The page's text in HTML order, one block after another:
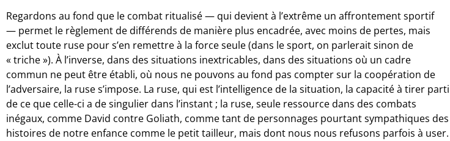
Regardons au fond que le combat ritualisé — qui devient à l’extrême un affrontement sportif
— permet le règlement de différends de manière plus encadrée, avec moins de pertes, mais
exclut toute ruse pour s’en remettre à la force seule (dans le sport, on parlerait sinon de
« triche »). À l’inverse, dans des situations inextricables, dans des situations où un cadre
commun ne peut être établi, où nous ne pouvons au fond pas compter sur la coopération de
l’adversaire, la ruse s’impose. La ruse, qui est l’intelligence de la situation, la capacité à tirer parti
de ce que celle-ci a de singulier dans l’instant ; la ruse, seule ressource dans des combats
inégaux, comme David contre Goliath, comme tant de personnages pourtant sympathiques des
histoires de notre enfance comme le petit tailleur, mais dont nous nous refusons parfois à user.